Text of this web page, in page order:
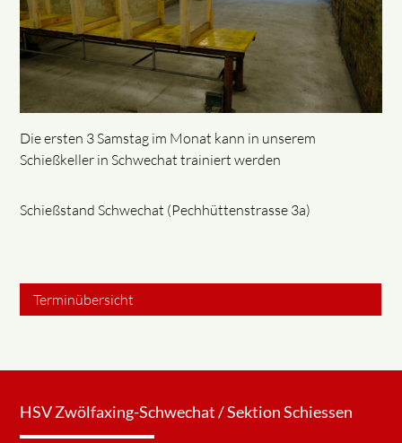
Die ersten 3 Samstag im Monat kann in unserem
Schießkeller in Schwechat trainiert werden
Schießstand Schwechat (Pechhüttenstrasse 3a)
Terminübersicht
HSV Zwölfaxing-Schwechat / Sektion Schiessen